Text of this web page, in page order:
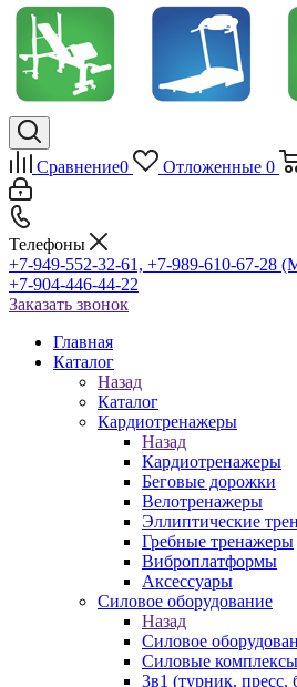
Сравнение0 Отложенные 0
Телефоны
+7-949-552-32-61, +7-989-610-67-28
+7-904-446-44-22
Заказать звонок
Главная
Каталог
Назад
Каталог
Кардиотренажеры
Назад
Кардиотренажеры
Беговые дорожки
Велотренажеры
Эллиптические
Гребные тренажеры
Виброплатформы
Аксессуары
Силовое оборудование
Назад
Силовое
Силовые комплексы
3в1 (турник, пресс,